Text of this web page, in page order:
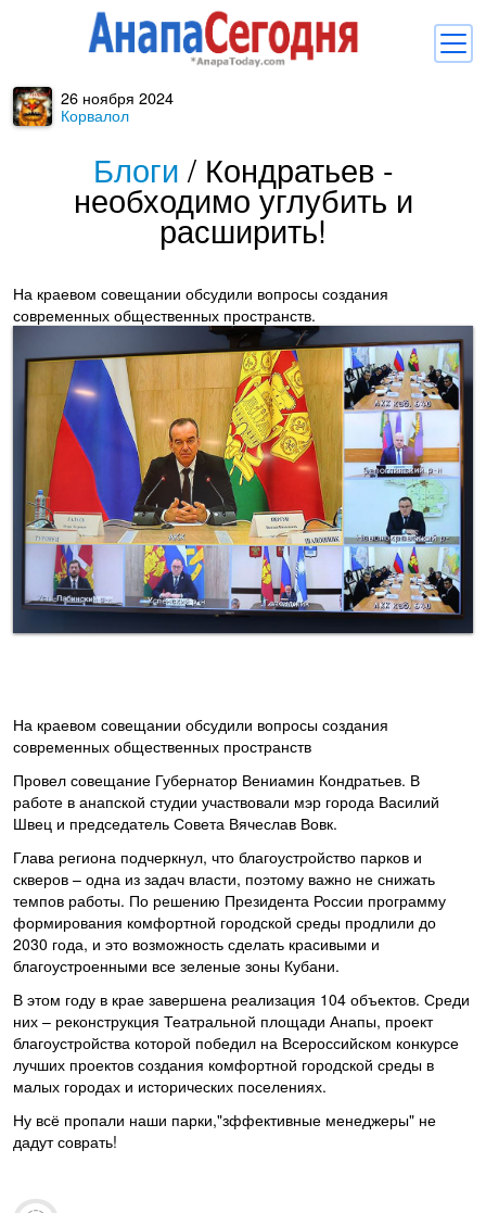
Комментарии
Балачка
Библиотека
Регистрация и Вход
26 ноября 2024
Корвалол
Блоги / Кондратьев -
необходимо углубить и
расширить!
На краевом совещании обсудили вопросы создания
современных общественных пространств.
На краевом совещании обсудили вопросы создания
современных общественных пространств
Провел совещание Губернатор Вениамин Кондратьев. В
работе в анапской студии участвовали мэр города Василий
Швец и председатель Совета Вячеслав Вовк.
Глава региона подчеркнул, что благоустройство парков и
скверов – одна из задач власти, поэтому важно не снижать
темпов работы. По решению Президента России программу
формирования комфортной городской среды продлили до
2030 года, и это возможность сделать красивыми и
благоустроенными все зеленые зоны Кубани.
В этом году в крае завершена реализация 104 объектов. Среди
них – реконструкция Театральной площади Анапы, проект
благоустройства которой победил на Всероссийском конкурсе
лучших проектов создания комфортной городской среды в
малых городах и исторических поселениях.
Ну всё пропали наши парки,"зффективные менеджеры" не
дадут соврать!